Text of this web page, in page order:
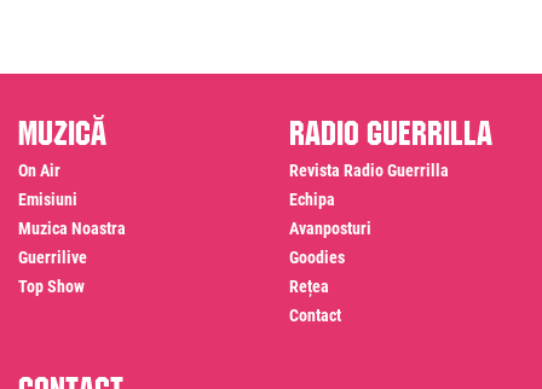
Muzică
On Air
Emisiuni
Muzica Noastra
Guerrilive
Top Show
Radio Guerrilla
Revista Radio Guerrilla
Echipa
Avanposturi
Goodies
Rețea
Contact
Contact